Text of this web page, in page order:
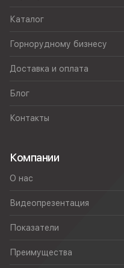
Каталог
Горнорудному бизнесу
Доставка и оплата
Блог
Контакты
Компании
О нас
Видеопрезентация
Показатели
Преимущества